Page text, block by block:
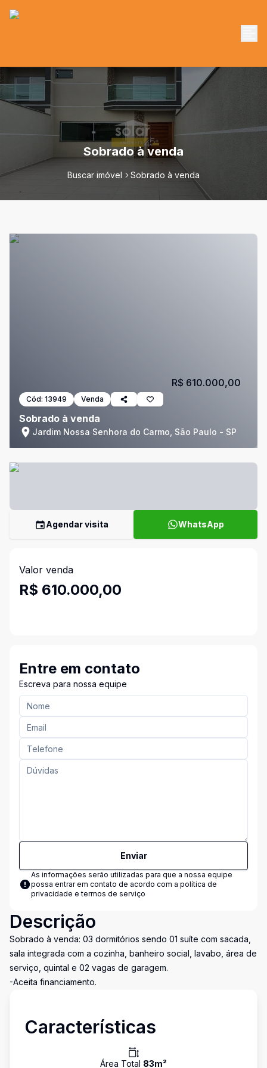
Sobrado à venda
Buscar imóvel Sobrado à venda
Cód: 13949 Venda
Sobrado à venda
Jardim Nossa Senhora do Carmo, São Paulo - SP
R$ 610.000,00
Agendar visita WhatsApp
Valor venda
R$ 610.000,00
Entre em contato
Escreva para nossa equipe
Enviar
As informações serão utilizadas para que a nossa equipe
possa entrar em contato de acordo com a política de
privacidade e termos de serviço
Descrição
Sobrado à venda: 03 dormitórios sendo 01 suíte com sacada,
sala integrada com a cozinha, banheiro social, lavabo, área de
serviço, quintal e 02 vagas de garagem.
-Aceita financiamento.
Características
Área Total 83m²